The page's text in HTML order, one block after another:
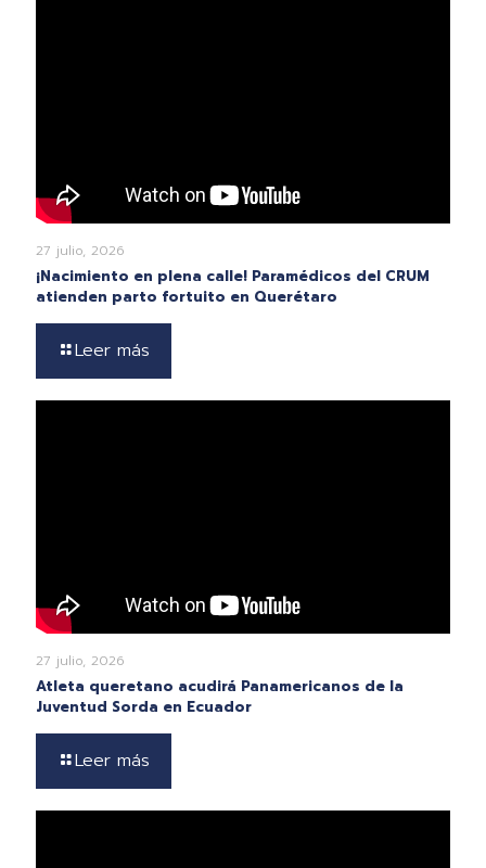
27 julio, 2026
¡Nacimiento en plena calle! Paramédicos del CRUM
atienden parto fortuito en Querétaro
Leer más
27 julio, 2026
Atleta queretano acudirá Panamericanos de la
Juventud Sorda en Ecuador
Leer más